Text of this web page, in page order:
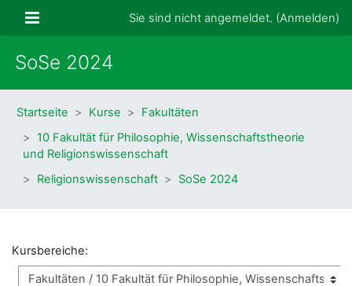
Website-ÜbersichtSie sind nicht angemeldet. (Anmelden)
SoSe 2024
Startseite Kurse
Fakultäten
10 Fakultät für Philosophie, Wissenschaftstheorie
und Religionswissenschaft
Religionswissenschaft
SoSe 2024
Kursbereiche: